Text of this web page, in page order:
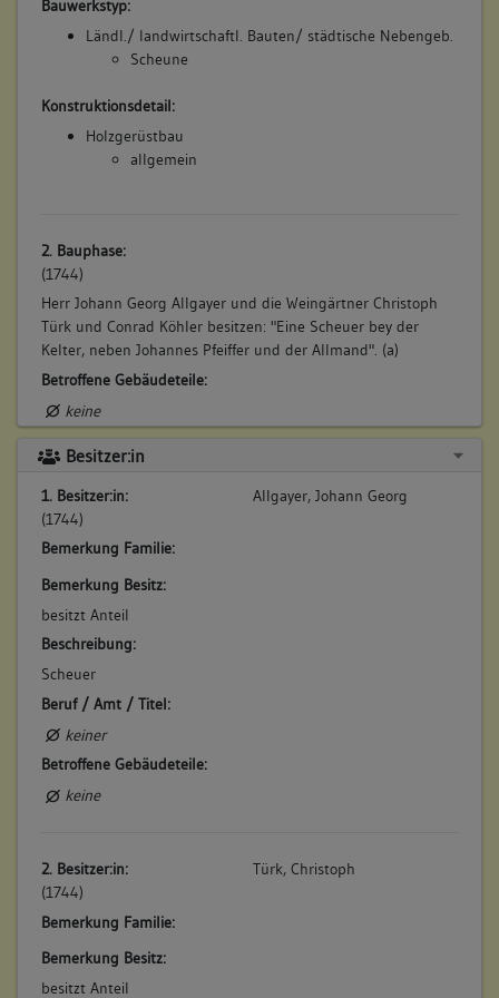
Bauwerkstyp:
Ländl./ landwirtschaftl. Bauten/ städtische Nebengeb.
Scheune
Konstruktionsdetail:
Holzgerüstbau
allgemein
2. Bauphase:
(1744)
Herr Johann Georg Allgayer und die Weingärtner Christoph
Türk und Conrad Köhler besitzen: "Eine Scheuer bey der
Kelter, neben Johannes Pfeiffer und der Allmand". (a)
Betroffene Gebäudeteile:
keine
(1784)
Beschreibung im Feuerversicherungskataster: "Enz Seite.
Unten in der Stadt. Ob der Kelter. Nr. 194 Eine Scheuer, an
dem Kelterplatz." Die Scheuer ist besitzmäßig aufgeteilt. (a)
Betroffene Gebäudeteile:
keine
4. Bauphase:
(1805)
Stallanbau an die Fachwerkscheune.
Betroffene Gebäudeteile:
Bauwerkstyp:
Stallgebäude
Besitzer:in
1. Besitzer:in:
(1744)
Allgayer, Johann Georg
Bemerkung Familie:
Bemerkung Besitz:
besitzt Anteil
Beschreibung:
Scheuer
Beruf / Amt / Titel:
keiner
Betroffene Gebäudeteile:
keine
2. Besitzer:in:
(1744)
Türk, Christoph
Bemerkung Familie:
Bemerkung Besitz:
besitzt Anteil